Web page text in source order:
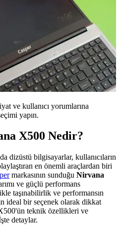
ve kullanıcı yorumlarına
yapın.
X500 Nedir?
dizüstü bilgisayarlar, kullanıcıların
en önemli araçlardan biri
markasının sunduğu Nirvana
ve güçlü performans
taşınabilirlik ve performansın
ideal bir seçenek olarak dikkat
teknik özellikleri ve
detaylar.